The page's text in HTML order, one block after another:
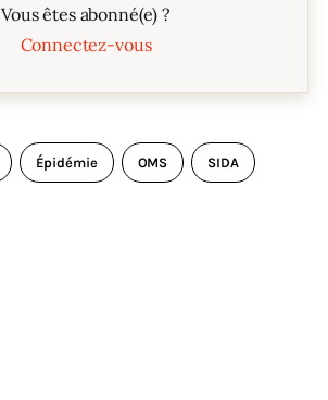
Vous êtes abonné(e) ?
Connectez-vous
Épidémie OMS SIDA